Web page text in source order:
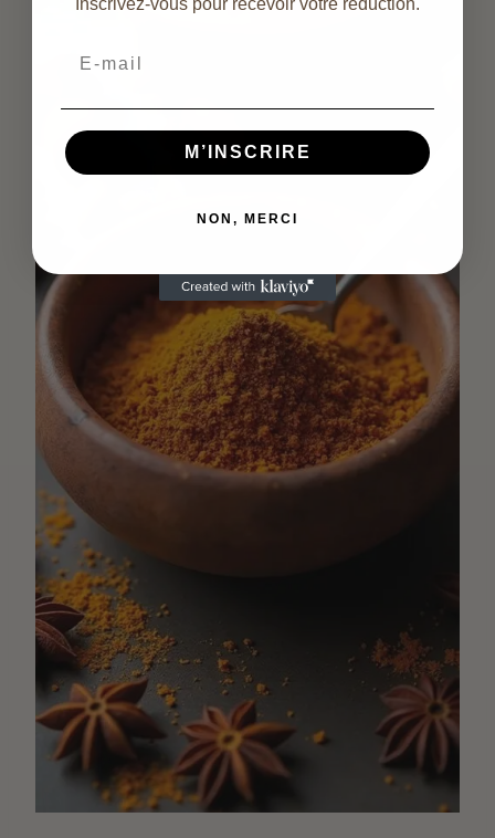
M’INSCRIRE
NON, MERCI